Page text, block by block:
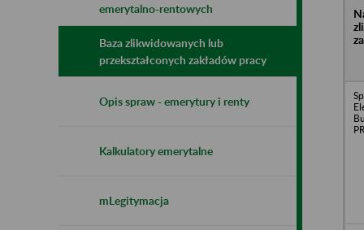
emerytalno-rentowych
Baza zlikwidowanych lub
przekształconych zakładów pracy
Opis spraw - emerytury i renty
Kalkulatory emerytalne
mLegitymacja